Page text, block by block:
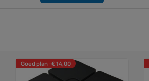
Goed plan -€ 14,00